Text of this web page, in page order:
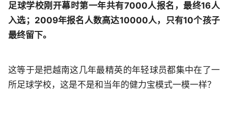
足球学校刚开幕时第一年共有7000人报名，最终16人
入选；2009年报名人数高达10000人，只有10个孩子
最终留下。
这等于是把越南这几年最精英的年轻球员都集中在了一
所足球学校，这是不是和当年的健力宝模式一模一样？